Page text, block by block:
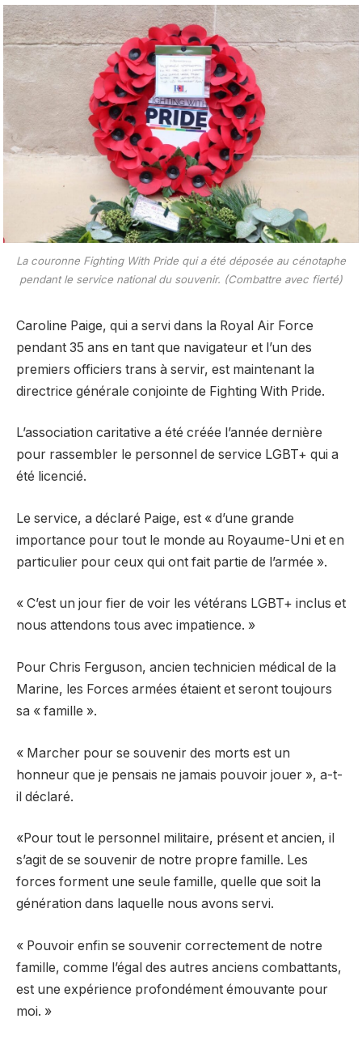
La couronne Fighting With Pride qui a été déposée au cénotaphe
pendant le service national du souvenir. (Combattre avec fierté)
Caroline Paige, qui a servi dans la Royal Air Force
pendant 35 ans en tant que navigateur et l’un des
premiers officiers trans à servir, est maintenant la
directrice générale conjointe de Fighting With Pride.
L’association caritative a été créée l’année dernière
pour rassembler le personnel de service LGBT+ qui a
été licencié.
Le service, a déclaré Paige, est « d’une grande
importance pour tout le monde au Royaume-Uni et en
particulier pour ceux qui ont fait partie de l’armée ».
« C’est un jour fier de voir les vétérans LGBT+ inclus et
nous attendons tous avec impatience. »
Pour Chris Ferguson, ancien technicien médical de la
Marine, les Forces armées étaient et seront toujours
sa « famille ».
« Marcher pour se souvenir des morts est un
honneur que je pensais ne jamais pouvoir jouer », a-t-
il déclaré.
«Pour tout le personnel militaire, présent et ancien, il
s’agit de se souvenir de notre propre famille. Les
forces forment une seule famille, quelle que soit la
génération dans laquelle nous avons servi.
« Pouvoir enfin se souvenir correctement de notre
famille, comme l’égal des autres anciens combattants,
est une expérience profondément émouvante pour
moi. »